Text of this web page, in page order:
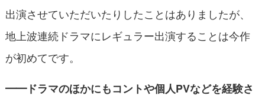
出演させていただいたりしたことはありましたが、
地上波連続ドラマにレギュラー出演することは今作
が初めてです。
━━ドラマのほかにもコントや個人PVなどを経験さ